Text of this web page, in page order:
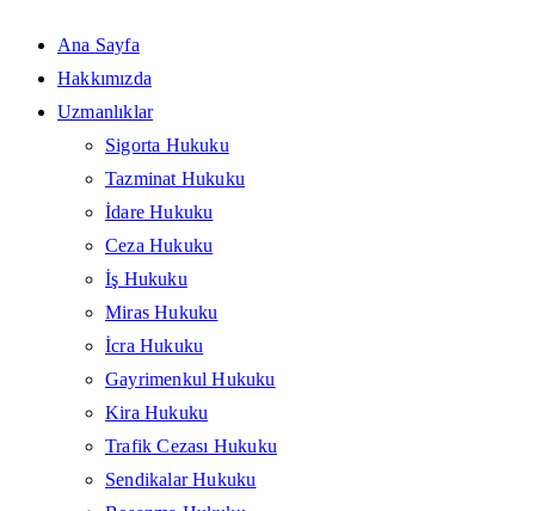
Ana Sayfa
Hakkımızda
Uzmanlıklar
Sigorta Hukuku
Tazminat Hukuku
İdare Hukuku
Ceza Hukuku
İş Hukuku
Miras Hukuku
İcra Hukuku
Gayrimenkul Hukuku
Kira Hukuku
Trafik Cezası Hukuku
Sendikalar Hukuku